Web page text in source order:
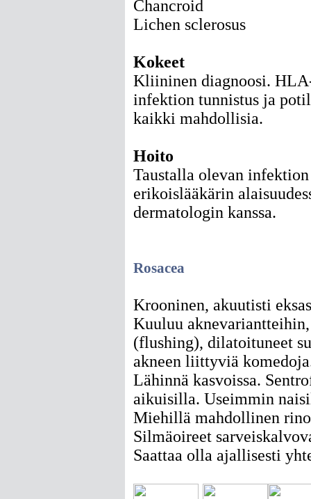
Chancroid
Lichen sclerosus
Kokeet
Kliininen diagnoosi.
infektion tunnistus ja
kaikki mahdollisia.
Hoito
Taustalla olevan
erikoislääkärin
dermatologin kanssa.
Rosacea
Krooninen, akuutisti
Kuuluu
(flushing), dilatoituneet
akneen liittyviä
Lähinnä kasvoissa.
aikuisilla. Useimmin
Miehillä mahdollinen
Silmäoireet
Saattaa olla ajallisesti